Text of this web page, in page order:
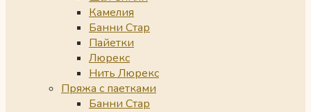
Камелия
Банни Стар
Пайетки
Люрекс
Нить Люрекс
Пряжа с паетками
Банни Стар